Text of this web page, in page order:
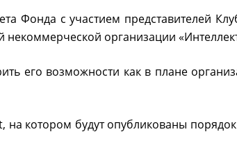
Фонда с участием представителей
организации
его возможности как в плане
котором будут опубликованы